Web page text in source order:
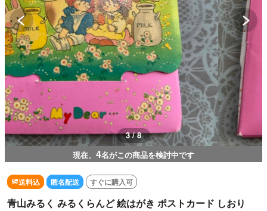
3 / 8
現在、 4名がこの商品を検討中です
送料込 匿名配送 すぐに購入可
青山みるく みるくらんど 絵はがき ポストカード しおり